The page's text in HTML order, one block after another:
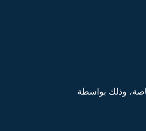
وذلك بواسطة